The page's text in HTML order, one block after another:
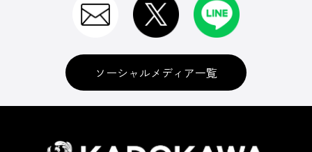
ソーシャルメディア一覧